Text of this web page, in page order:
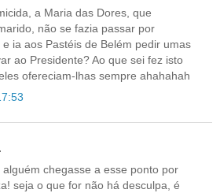
a Maria das Dores, que
não se fazia passar por
ia aos Pastéis de Belém pedir umas
ao Presidente? Ao que sei fez isto
ofereciam-lhas sempre ahahahah
chegasse a esse ponto por
seja o que for não há desculpa, é